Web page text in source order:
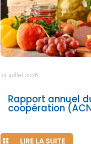
24 juillet 2026
Rapport annuel
coopération
LIRE LA SUITE